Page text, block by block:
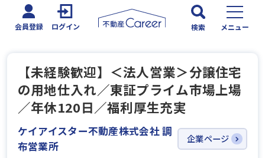
会員登録 ログイン 検索 メニュー
【未経験歓迎】＜法人営業＞分譲住宅
の用地仕入れ／東証プライム市場上場
／年休120日／福利厚生充実
ケイアイスター不動産株式会社 調
布営業所
企業ページ